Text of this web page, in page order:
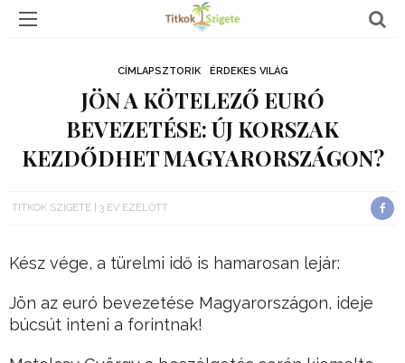
CÍMLAPSZTORIK ÉRDEKES VILÁG
JÖN A KÖTELEZŐ EURÓ
BEVEZETÉSE: ÚJ KORSZAK
KEZDŐDHET MAGYARORSZÁGON?
TITKOK SZIGETE 3 ÉV EZELŐTT
Kész vége, a türelmi idő is hamarosan lejár:
Jön az euró bevezetése Magyarországon, ideje
búcsút inteni a forintnak!